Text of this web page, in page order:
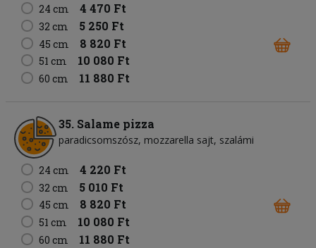
24 cm
4 470 Ft
32 cm 5 250 Ft
45 cm 8 820 Ft
51 cm 10 080 Ft
60 cm 11 880 Ft
35. Salame pizza
paradicsomszósz mozzarella sajt szalámi
24 cm 4 220 Ft
32 cm 5 010 Ft
45 cm 8 820 Ft
51 cm 10 080 Ft
60 cm 11 880 Ft